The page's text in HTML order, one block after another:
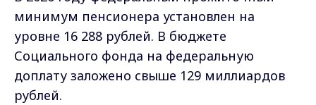
минимум пенсионера установлен на
уровне 16 288 рублей. В бюджете
Социального фонда на федеральную
доплату заложено свыше 129 миллиардов
рублей.